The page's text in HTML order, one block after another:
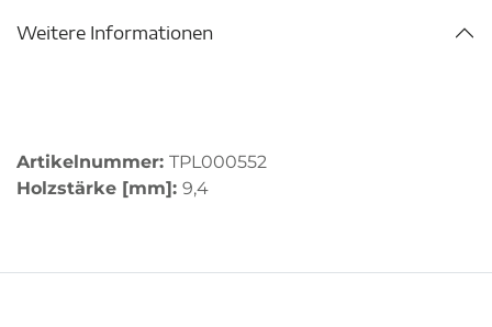
Weitere Informationen
Artikelnummer: TPL000552
Holzstärke [mm]: 9,4